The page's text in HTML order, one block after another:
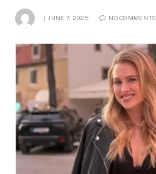
JUNE 7, 2025 NO COMMENTS